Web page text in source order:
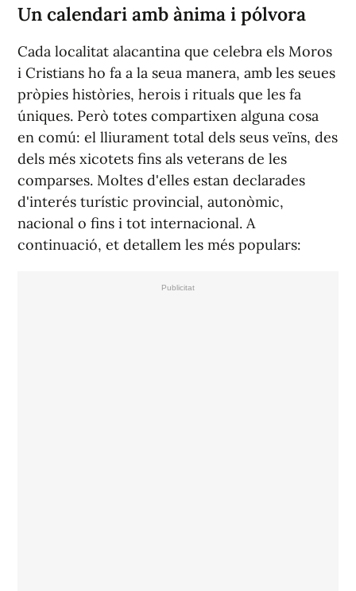
Un calendari amb ànima i pólvora
Cada localitat alacantina que celebra els Moros
i Cristians ho fa a la seua manera, amb les seues
pròpies històries, herois i rituals que les fa
úniques. Però totes compartixen alguna cosa
en comú: el lliurament total dels seus veïns, des
dels més xicotets fins als veterans de les
comparses. Moltes d'elles estan declarades
d'interés turístic provincial, autonòmic,
nacional o fins i tot internacional. A
continuació, et detallem les més populars: